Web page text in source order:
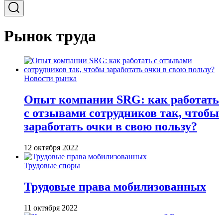
Рынок труда
Новости рынка
Опыт компании SRG: как работать
с отзывами сотрудников так, чтобы
заработать очки в свою пользу?
12 октября 2022
Трудовые споры
Трудовые права мобилизованных
11 октября 2022